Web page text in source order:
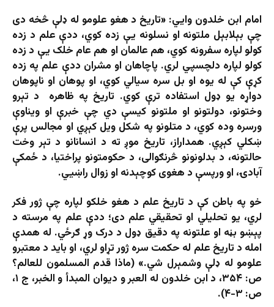
امام ابن خلدون وايي: «تاریخ د هغو علومو له ډلې څخه دی
چې بېلابېل ملتونه او نسلونه یې زده کوي، ددې علم د زده
کولو لپاره سفرونه کوي، هم عالمان او هم عام خلک یې د زده
کولو لپاره دلچسپي لري. پاچاهان او مشران ددې علم په زده
کړې کې له یوه او بل سره سیالي کوي، او پوهان او ناپوهان
دواړه یو ډول استفاده ترې کوي. تاریخ په ظاهره د تېرو
وختونو، دولتونو او ملتونو کیسې دي چې خبرې او ویناوې
ورسره وده کوي، د متلونو په شکل ویل کېږي او مجالس پرې
ښکلي کېږي. همداراز، تاریخ موږ ته د انسانانو د تېر وخت
حالتونه، د بدلونونو څرنګوالی، د حکومتونو پراختیا، د ځمکې
آبادۍ، او ورپسې د هغوی کوچېدنه او زوال راښيي.
خو په باطن کې د تاریخ علم د هغو خلکو لپاره چې ژور فکر
لري، یو تحلیلي او تحقیقي علم دی؛ ددې علم په مرسته د
پېښو بڼه او علتونه په دقیق ډول د درک وړ ګرځي. له همدې
امله د تاریخ علم له حکمت سره ژور تړاو لري، او باید د معتبرو
علومو له ډلې وشمېرل شي.» (ماذا قدم المسلمون للعالم؟
ص: ۳۵۴، د ابن خلدون له العبر و دیوان المبدأ و الخبر، ج ۱،
ص: ۳-۴).